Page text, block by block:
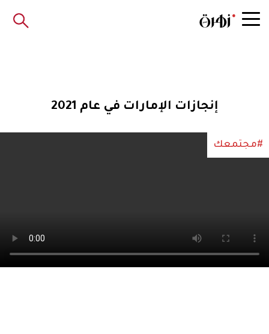
إنجازات الإمارات في عام 2021
#مجتمعك